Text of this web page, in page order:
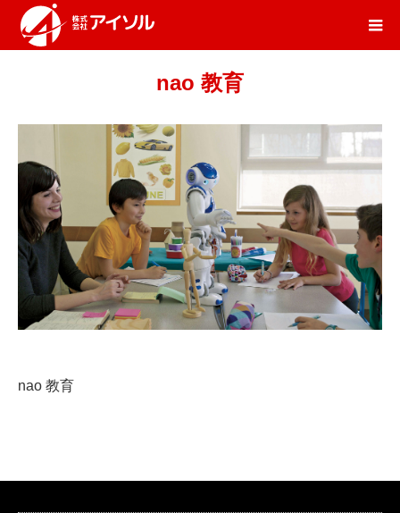
nao 教育
nao 教育